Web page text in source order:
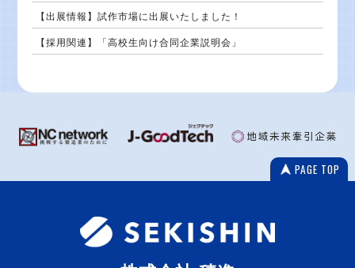
【出展情報】試作市場に出展いたしました！
【採用関連】「高校生向け合同企業説明会」
PAGE TOP